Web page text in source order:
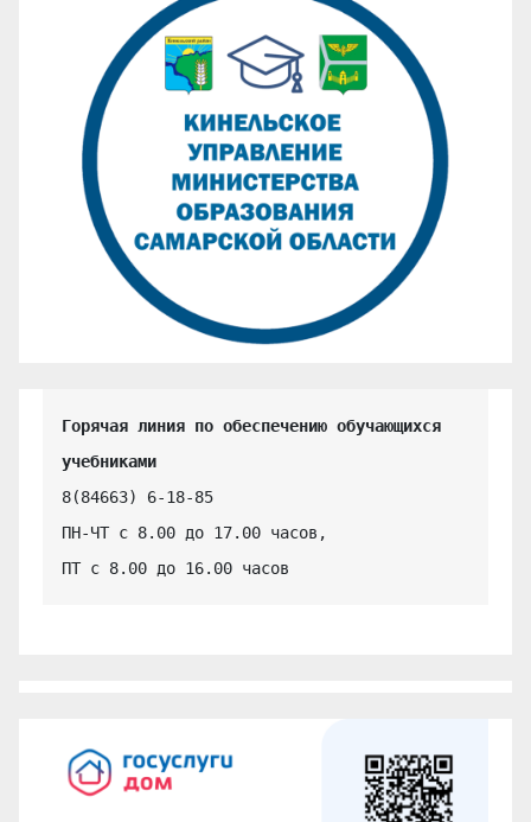
Горячая линия по обеспечению обучающихся
учебниками
8(84663) 6-18-85
ПН-ЧТ с 8.00 до 17.00 часов,
ПТ с 8.00 до 16.00 часов